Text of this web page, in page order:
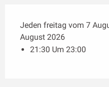
Jeden freitag vom 7
August 2026
21:30 Um 23:00